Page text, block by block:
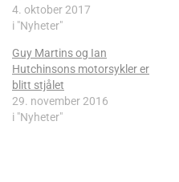
4. oktober 2017
i "Nyheter"
Guy Martins og Ian
Hutchinsons motorsykler er
blitt stjålet
29. november 2016
i "Nyheter"